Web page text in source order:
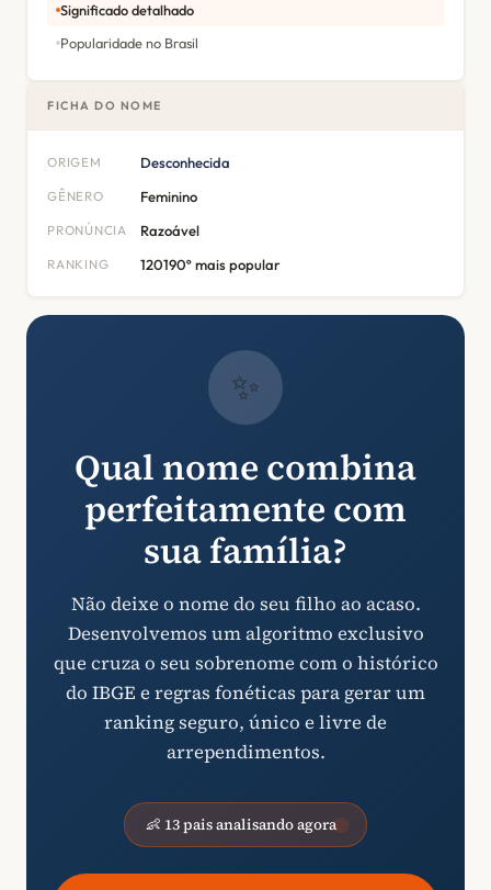
Significado detalhado
Popularidade no Brasil
FICHA DO NOME
ORIGEM Desconhecida
GÊNERO Feminino
PRONÚNCIA Razoável
RANKING 120190º mais popular
✨
Qual nome combina
perfeitamente com
sua família?
Não deixe o nome do seu filho ao acaso.
Desenvolvemos um algoritmo exclusivo
que cruza o seu sobrenome com o histórico
do IBGE e regras fonéticas para gerar um
ranking seguro, único e livre de
arrependimentos.
👶 13 pais analisando agora